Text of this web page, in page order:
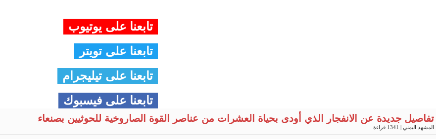
تابعنا على يوتيوب
تابعنا على تويتر
تابعنا على تيليجرام
تابعنا على فيسبوك
تفاصيل جديدة عن الانفجار الذي أودى بحياة العشرات من عناصر القوة الصاروخية للحوثيين بصنعاء
المشهد اليمني | 1341 قراءة